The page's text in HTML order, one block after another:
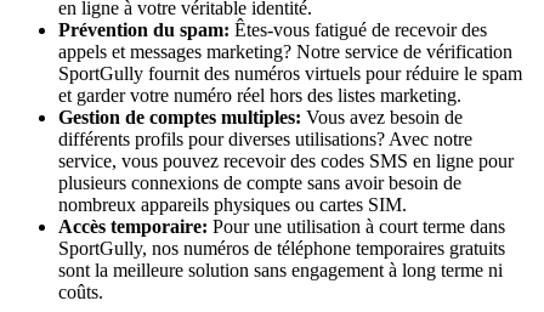
en ligne à votre véritable identité.
Prévention du spam: Êtes-vous fatigué de recevoir des
appels et messages marketing? Notre service de vérification
SportGully fournit des numéros virtuels pour réduire le spam
et garder votre numéro réel hors des listes marketing.
Gestion de comptes multiples: Vous avez besoin de
différents profils pour diverses utilisations? Avec notre
service, vous pouvez recevoir des codes SMS en ligne pour
plusieurs connexions de compte sans avoir besoin de
nombreux appareils physiques ou cartes SIM.
Accès temporaire: Pour une utilisation à court terme dans
SportGully, nos numéros de téléphone temporaires gratuits
sont la meilleure solution sans engagement à long terme ni
coûts.